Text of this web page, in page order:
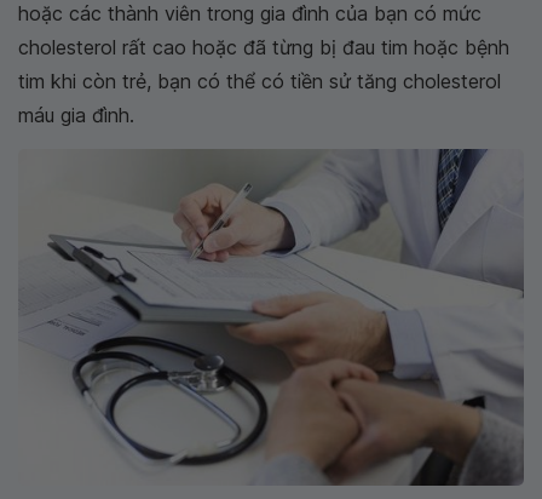
hoặc các thành viên trong gia đình của bạn có mức
cholesterol rất cao hoặc đã từng bị đau tim hoặc bệnh
tim khi còn trẻ, bạn có thể có tiền sử tăng cholesterol
máu gia đình.